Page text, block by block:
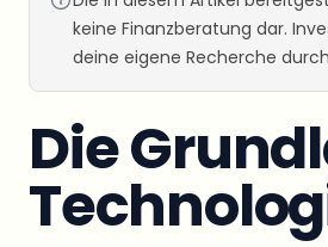
keine Finanzberatung dar.
deine eigene Recherche
Die